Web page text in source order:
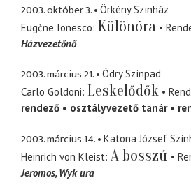
2003. október 3.
Örkény Színház
Eugčne Ionesco Különóra
Házvezetőnő
2003. március 21.
Ódry Színpad
Carlo Goldoni Leskelődők
rendező
osztályvezető tanár
2003. március 14.
Katona József
Heinrich von Kleist A bosszú
Jeromos Wyk ura